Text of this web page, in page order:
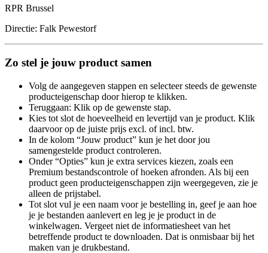
RPR Brussel
Directie: Falk Pewestorf
Zo stel je jouw product samen
Volg de aangegeven stappen en selecteer steeds de gewenste
producteigenschap door hierop te klikken.
Teruggaan: Klik op de gewenste stap.
Kies tot slot de hoeveelheid en levertijd van je product. Klik
daarvoor op de juiste prijs excl. of incl. btw.
In de kolom “Jouw product” kun je het door jou
samengestelde product controleren.
Onder “Opties” kun je extra services kiezen, zoals een
Premium bestandscontrole of hoeken afronden. Als bij een
product geen producteigenschappen zijn weergegeven, zie je
alleen de prijstabel.
Tot slot vul je een naam voor je bestelling in, geef je aan hoe
je je bestanden aanlevert en leg je je product in de
winkelwagen. Vergeet niet de informatiesheet van het
betreffende product te downloaden. Dat is onmisbaar bij het
maken van je drukbestand.